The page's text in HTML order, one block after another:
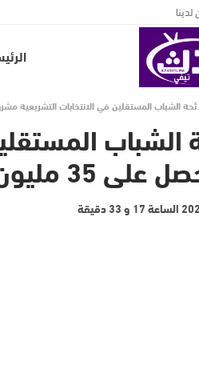
لدينا
الشباب المستقلين في الانتخابات التشريعية مشروط بجمع
الشباب
حملته الانتخابية